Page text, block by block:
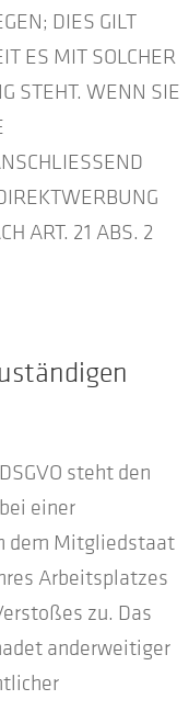
DIES GILT
ES MIT SOLCHER
STEHT. WENN SIE
ART. 21 ABS. 2
steht den
einer
dem Mitgliedstaat
Arbeitsplatzes
zu. Das
anderweitiger